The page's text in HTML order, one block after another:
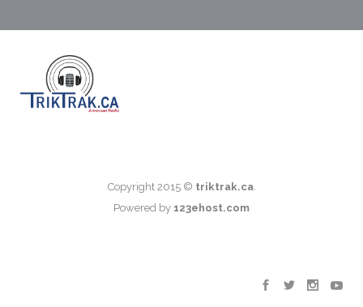
Copyright 2015 © triktrak.ca.
Powered by 123ehost.com